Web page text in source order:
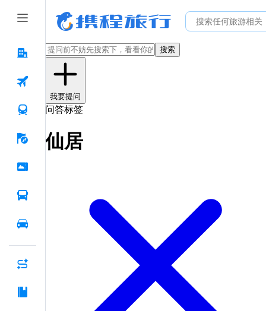
搜索
我要提问
问答标签
仙居